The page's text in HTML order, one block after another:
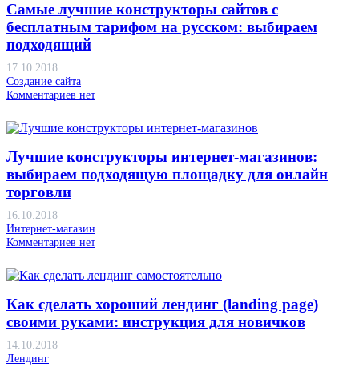
Самые лучшие конструкторы сайтов с
бесплатным тарифом на русском: выбираем
подходящий
17.10.2018
Создание сайта
Комментариев нет
Лучшие конструкторы интернет-магазинов:
выбираем подходящую площадку для онлайн
торговли
16.10.2018
Интернет-магазин
Комментариев нет
Как сделать хороший лендинг (landing page)
своими руками: инструкция для новичков
14.10.2018
Лендинг